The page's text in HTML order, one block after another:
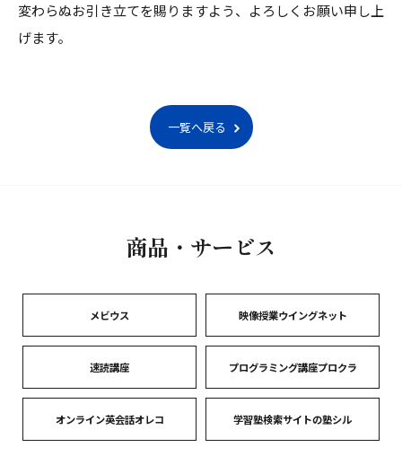
変わらぬお引き立てを賜りますよう、よろしくお願い申し上
げます。
一覧へ戻る
商品・サービス
メビウス 映像授業ウイングネット
速読講座 プログラミング講座プロクラ
オンライン英会話オレコ 学習塾検索サイトの塾シル